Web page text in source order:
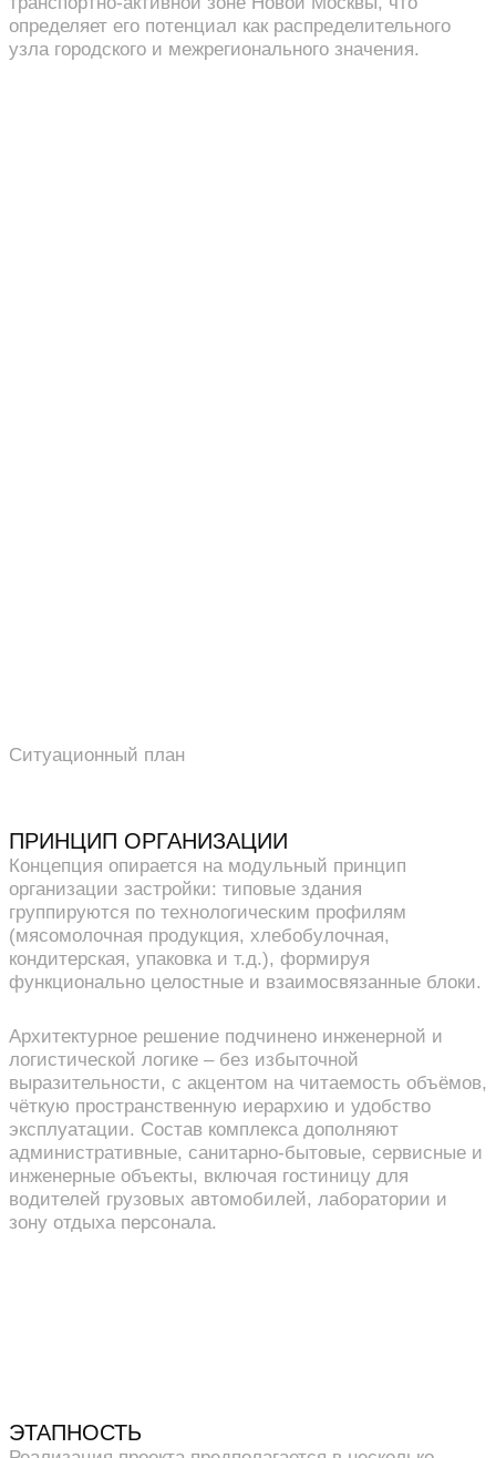
определяет его потенциал как распределительного
узла городского и межрегионального значения.
Ситуационный план
ПРИНЦИП ОРГАНИЗАЦИИ
Концепция опирается на модульный принцип
организации застройки: типовые здания
группируются по технологическим профилям
(мясомолочная продукция, хлебобулочная,
кондитерская, упаковка и т.д.), формируя
функционально целостные и взаимосвязанные блоки.
Архитектурное решение подчинено инженерной и
логистической логике – без избыточной
выразительности, с акцентом на читаемость объёмов,
чёткую пространственную иерархию и удобство
эксплуатации. Состав комплекса дополняют
административные, санитарно-бытовые, сервисные и
инженерные объекты, включая гостиницу для
водителей грузовых автомобилей, лаборатории и
зону отдыха персонала.
ЭТАПНОСТЬ